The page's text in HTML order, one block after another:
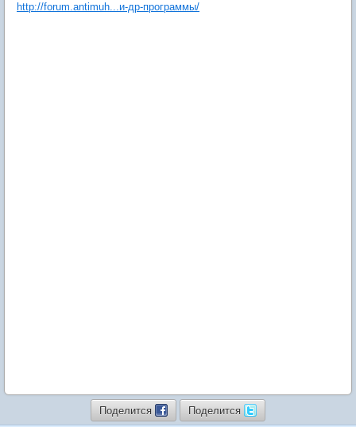
http://forum.antimuh...и-др-программы/
Поделится Поделится